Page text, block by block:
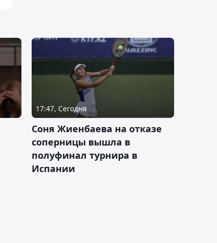
17:47, Сегодня
Соня Жиенбаева на отказе
соперницы вышла в
полуфинал турнира в
Испании